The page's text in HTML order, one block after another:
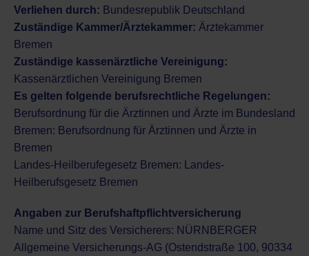
Verliehen durch: Bundesrepublik Deutschland
Zuständige Kammer/Ärztekammer: Ärztekammer
Bremen
Zuständige kassenärztliche Vereinigung:
Kassenärztlichen Vereinigung Bremen
Es gelten folgende berufsrechtliche Regelungen:
Berufsordnung für die Ärztinnen und Ärzte im Bundesland
Bremen: Berufsordnung für Ärztinnen und Ärzte in
Bremen
Landes-Heilberufegesetz Bremen: Landes-
Heilberufsgesetz Bremen
Angaben zur Berufshaftpflichtversicherung
Name und Sitz des Versicherers: NÜRNBERGER
Allgemeine Versicherungs-AG (Ostendstraße 100, 90334